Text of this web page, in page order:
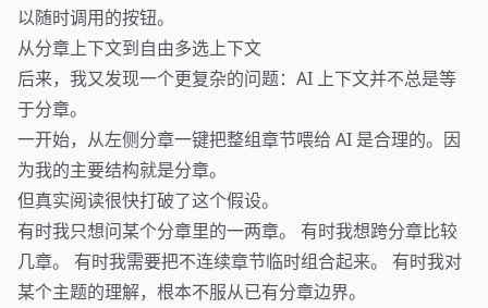
以随时调用的按钮。
从分章上下文到自由多选上下文
后来，我又发现一个更复杂的问题：AI 上下文并不总是等
于分章。
一开始，从左侧分章一键把整组章节喂给 AI 是合理的。因
为我的主要结构就是分章。
但真实阅读很快打破了这个假设。
有时我只想问某个分章里的一两章。 有时我想跨分章比较
几章。 有时我需要把不连续章节临时组合起来。 有时我对
某个主题的理解，根本不服从已有分章边界。